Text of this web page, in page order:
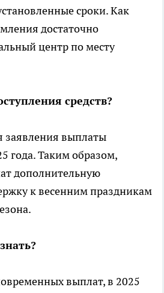
сроки. Как
достаточно
центр по месту
средств?
заявления выплаты
года. Таким образом,
дополнительную
к весенним праздникам
выплат, в 2025